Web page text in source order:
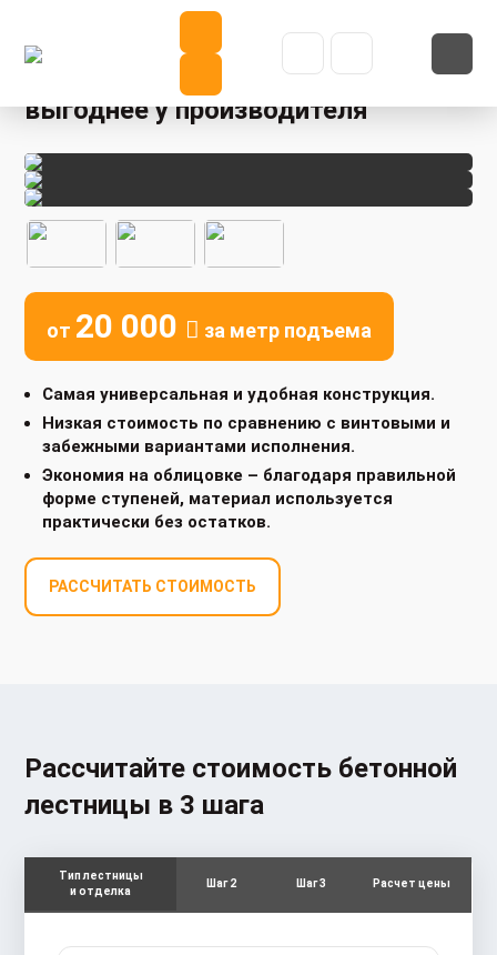
Лестница двухмаршевая: купить
выгоднее у производителя
от 20 000 за метр подъема
Самая универсальная и удобная конструкция.
Низкая стоимость по сравнению с винтовыми и
забежными вариантами исполнения.
Экономия на облицовке – благодаря правильной
форме ступеней, материал используется
практически без остатков.
РАССЧИТАТЬ СТОИМОСТЬ
Рассчитайте стоимость бетонной
лестницы в 3 шага
Тип лестницы
и отделка
Шаг 2 Шаг 3 Расчет цены